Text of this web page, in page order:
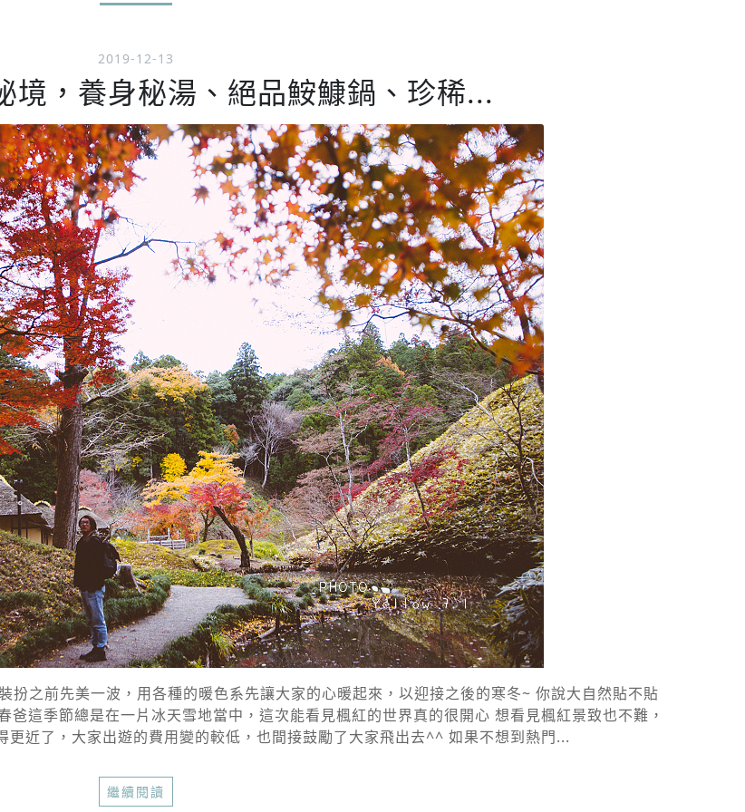
2019-12-13
境，養身秘湯、絕品鮟鱇鍋、珍稀...
扮之前先美一波，用各種的暖色系先讓大家的心暖起來，以迎接之後的寒冬~ 你說大自然貼不貼
這季節總是在一片冰天雪地當中，這次能看見楓紅的世界真的很開心 想看見楓紅景致也不難，
更近了，大家出遊的費用變的較低，也間接鼓勵了大家飛出去^^ 如果不想到熱門...
繼續閱讀